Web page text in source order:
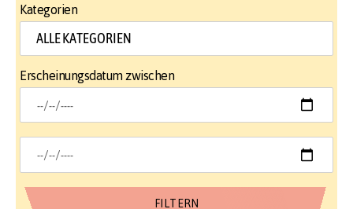
Kategorien
Erscheinungsdatum zwischen